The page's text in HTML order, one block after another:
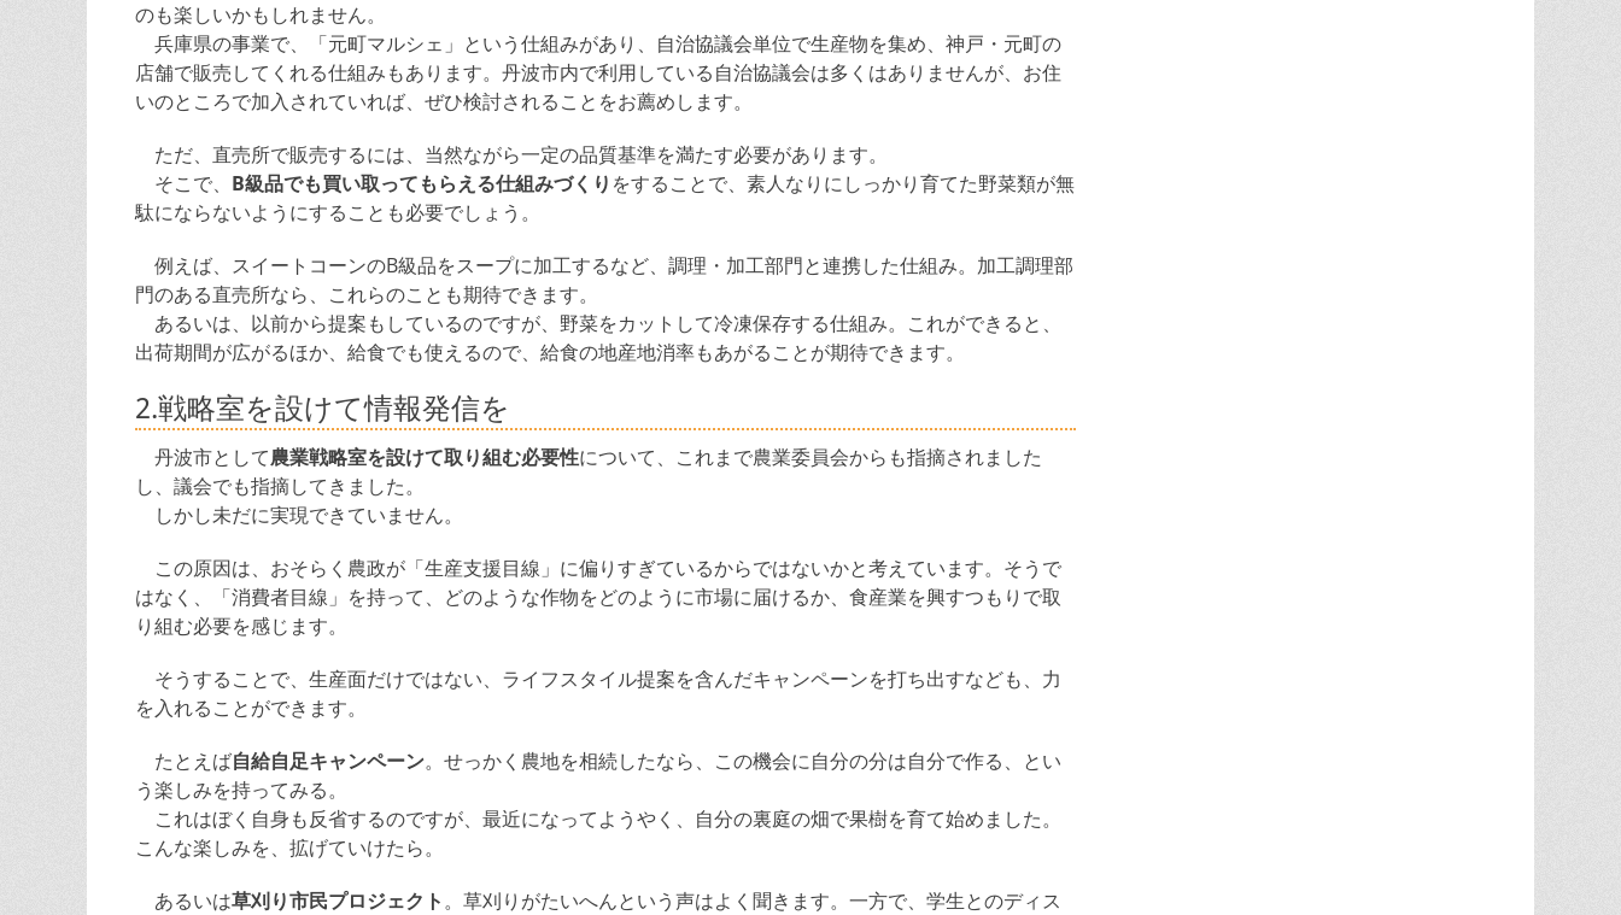
のも楽しいかもしれません。
兵庫県の事業で、「元町マルシェ」という仕組みがあり、自治協議会単位で生産物を集め、神戸・元町の
店舗で販売してくれる仕組みもあります。丹波市内で利用している自治協議会は多くはありませんが、お住
いのところで加入されていれば、ぜひ検討されることをお薦めします。
ただ、直売所で販売するには、当然ながら一定の品質基準を満たす必要があります。
そこで、 B級品でも買い取ってもらえる仕組みづくり をすることで、素人なりにしっかり育てた野菜類が無
駄にならないようにすることも必要でしょう。
例えば、スイートコーンのB級品をスープに加工するなど、調理・加工部門と連携した仕組み。加工調理部
門のある直売所なら、これらのことも期待できます。
あるいは、以前から提案もしているのですが、野菜をカットして冷凍保存する仕組み。これができると、
出荷期間が広がるほか、給食でも使えるので、給食の地産地消率もあがることが期待できます。
2.戦略室を設けて情報発信を
丹波市として農業戦略室を設けて取り組む必要性について、これまで農業委員会からも指摘されました
し、議会でも指摘してきました。
しかし未だに実現できていません。
この原因は、おそらく農政が「生産支援目線」に偏りすぎているからではないかと考えています。そうで
はなく、「消費者目線」を持って、どのような作物をどのように市場に届けるか、食産業を興すつもりで取
り組む必要を感じます。
そうすることで、生産面だけではない、ライフスタイル提案を含んだキャンペーンを打ち出すなども、力
を入れることができます。
たとえば自給自足キャンペーン。せっかく農地を相続したなら、この機会に自分の分は自分で作る、とい
う楽しみを持ってみる。
これはぼく自身も反省するのですが、最近になってようやく、自分の裏庭の畑で果樹を育て始めました。
こんな楽しみを、拡げていけたら。
あるいは草刈り市民プロジェクト。草刈りがたいへんという声はよく聞きます。一方で、学生とのディス